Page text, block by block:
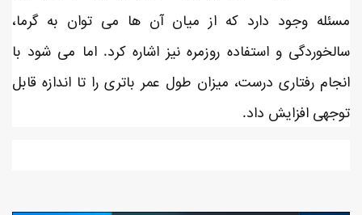
مسئله وجود دارد که از میان آن ها می توان به گرما،
سالخوردگی و استفاده روزمره نیز اشاره کرد. اما می شود با
انجام رفتاری درست، میزان طول عمر باتری را تا اندازه قابل
توجهی افزایش داد.